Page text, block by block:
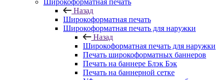
Широкоформатная печать
Назад
Широкоформатная печать
Широкоформатная печать для наружки
Назад
Широкоформатная печать для наружки
Печать широкоформатных баннеров
Печать на баннере Блэк Бэк
Печать на баннерной сетке